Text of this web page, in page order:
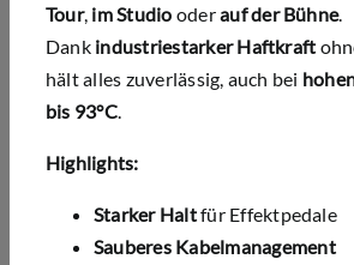
Tour, im Studio oderauf der Bühne.
Dank industriestarker Haftkraft
hält alles zuverlässig, auch bei
bis 93°C.
Highlights:
Starker Haltfür Effektpedale
Sauberes Kabelmanagement